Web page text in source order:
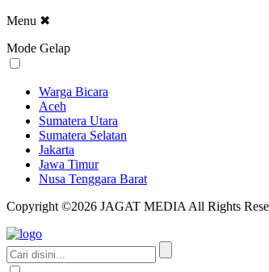
Menu ✖
Mode Gelap
Warga Bicara
Aceh
Sumatera Utara
Sumatera Selatan
Jakarta
Jawa Timur
Nusa Tenggara Barat
Copyright ©2026 JAGAT MEDIA All Rights